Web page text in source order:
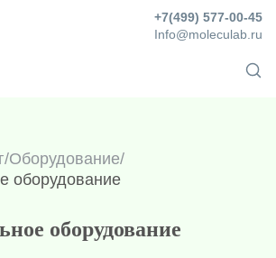
Info@moleculab.ru
+7(499) 577-00-45
/Оборудование/
оборудование
оборудование